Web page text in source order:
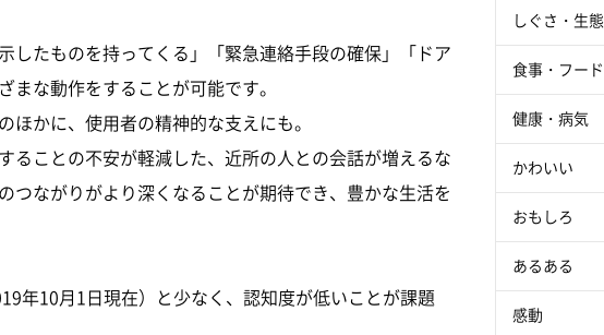
したものを持ってくる」「緊急連絡手段の確保」「ドア
な動作をすることが可能です。
かに、使用者の精神的な支えにも。
ることの不安が軽減した、近所の人との会話が増えるな
つながりがより深くなることが期待でき、豊かな生活を
年10月1日現在）と少なく、認知度が低いことが課題
しぐさ・生態
食事・フード
健康・病気
かわいい
おもしろ
あるある
感動